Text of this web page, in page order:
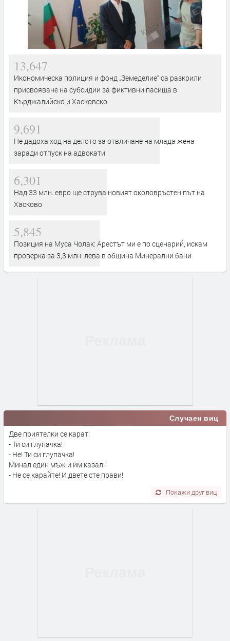
13,647
Икономическа полиция и фонд „Земеделие“ са разкрили
присвояване на субсидии за фиктивни пасища в
Кърджалийско и Хасковско
9,691
Не дадоха ход на делото за отвличане на млада жена
заради отпуск на адвокати
6,301
Над 33 млн. евро ще струва новият околовръстен път на
Хасково
5,845
Позиция на Муса Чолак: Арестът ми е по сценарий, искам
проверка за 3,3 млн. лева в община Минерални бани
Случаен виц
Две приятелки се карат:
- Ти си глупачка!
- Не! Ти си глупачка!
Минал един мъж и им казал:
- Не се карайте! И двете сте прави!
Покажи друг виц